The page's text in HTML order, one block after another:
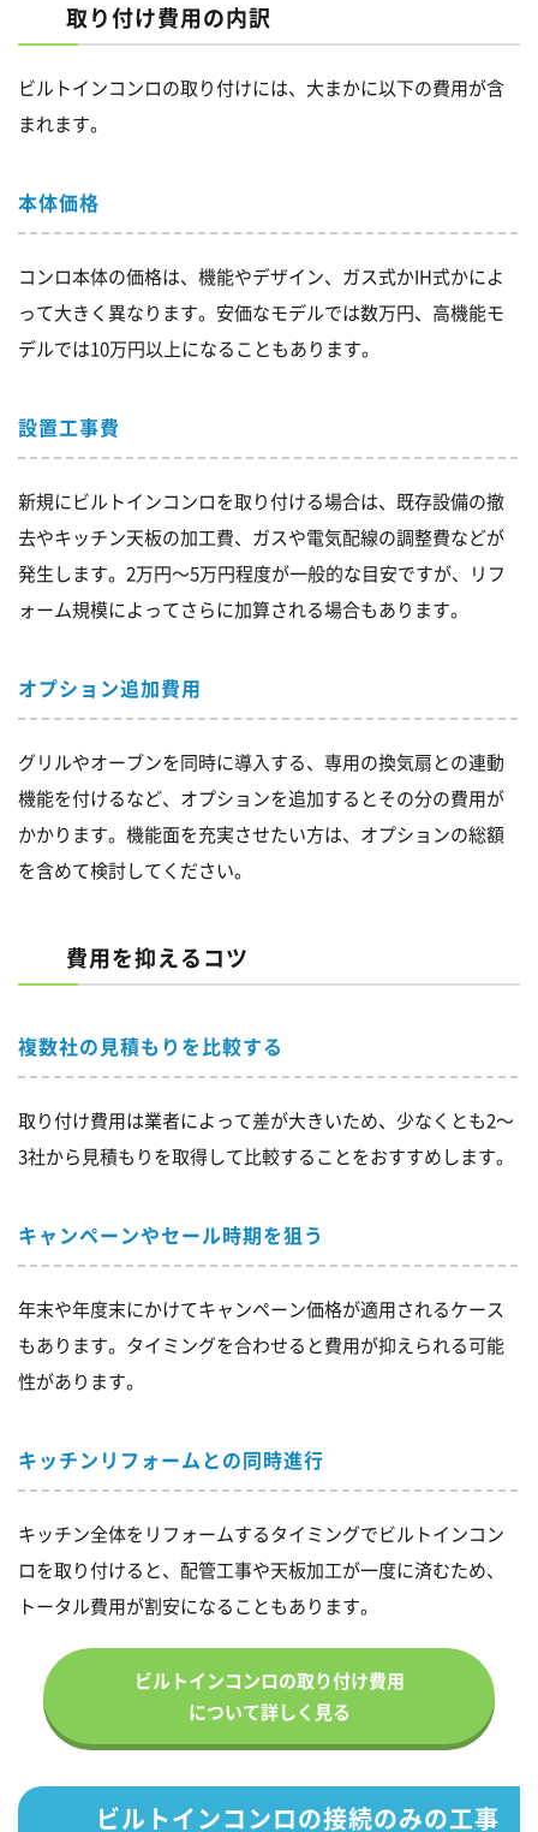
取り付け費用の内訳
ビルトインコンロの取り付けには、大まかに以下の費用が含
まれます。
本体価格
コンロ本体の価格は、機能やデザイン、ガス式かIH式かによ
って大きく異なります。安価なモデルでは数万円、高機能モ
デルでは10万円以上になることもあります。
設置工事費
新規にビルトインコンロを取り付ける場合は、既存設備の撤
去やキッチン天板の加工費、ガスや電気配線の調整費などが
発生します。2万円～5万円程度が一般的な目安ですが、リフ
ォーム規模によってさらに加算される場合もあります。
オプション追加費用
グリルやオーブンを同時に導入する、専用の換気扇との連動
機能を付けるなど、オプションを追加するとその分の費用が
かかります。機能面を充実させたい方は、オプションの総額
を含めて検討してください。
費用を抑えるコツ
複数社の見積もりを比較する
取り付け費用は業者によって差が大きいため、少なくとも2～
3社から見積もりを取得して比較することをおすすめします。
キャンペーンやセール時期を狙う
年末や年度末にかけてキャンペーン価格が適用されるケース
もあります。タイミングを合わせると費用が抑えられる可能
性があります。
キッチンリフォームとの同時進行
キッチン全体をリフォームするタイミングでビルトインコン
ロを取り付けると、配管工事や天板加工が一度に済むため、
トータル費用が割安になることもあります。
ビルトインコンロの取り付け費用
について詳しく見る
ビルトインコンロの接続のみの工事